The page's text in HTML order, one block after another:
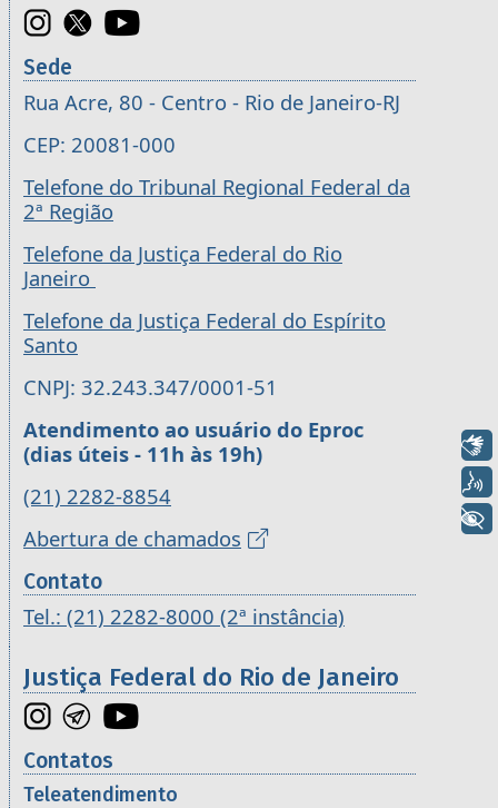
Sede
Rua Acre, 80 - Centro - Rio de Janeiro-RJ
CEP: 20081-000
Telefone do Tribunal Regional Federal da
2ª Região
Telefone da Justiça Federal do Rio
Janeiro
Telefone da Justiça Federal do Espírito
Santo
CNPJ: 32.243.347/0001-51
Atendimento ao usuário do Eproc
(dias úteis - 11h às 19h)
(21) 2282-8854
Abertura de chamados
Contato
Tel.: (21) 2282-8000 (2ª instância)
Justiça Federal do Rio de Janeiro
Contatos
Teleatendimento